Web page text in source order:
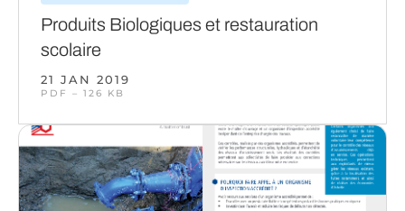
Produits Biologiques et restauration
scolaire
21 JAN 2019
PDF – 126 KB